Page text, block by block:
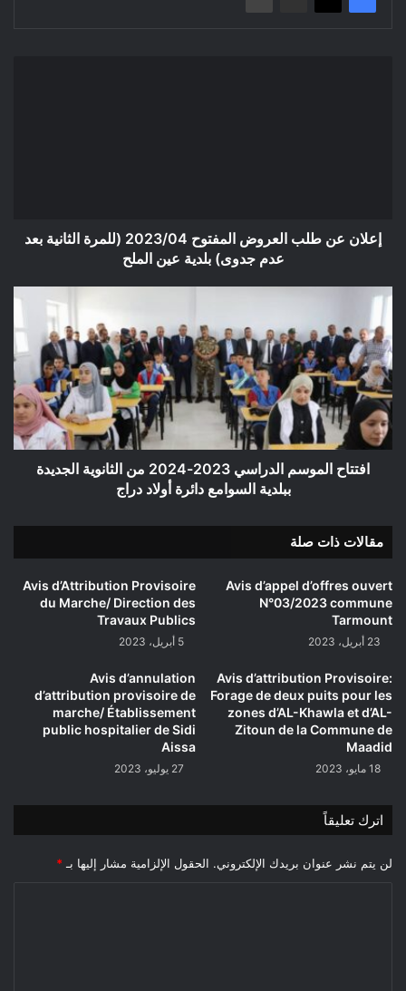
عدم
عين
إعلان عن طلب العروض المفتوح 2023/04 (للمرة الثانية بعد
عدم جدوى) بلدية عين الملح
افتتاح
الدراسي
2023-
2024
من
الثانوية
الجديدة
ببلدية
السوامع
دراج
افتتاح الموسم الدراسي 2023-2024 من الثانوية الجديدة
ببلدية السوامع دائرة أولاد دراج
مقالات ذات صلة
Avis d’appel d’offres ouvert
N°03/2023 commune
Tarmount
23 أبريل، 2023
Avis d’Attribution Provisoire
du Marche/ Direction des
Travaux Publics
5 أبريل، 2023
Avis d’attribution Provisoire:
Forage de deux puits pour les
zones d’AL-Khawla et d’AL-
Zitoun de la Commune de
Maadid
18 مايو، 2023
Avis d’annulation
d’attribution provisoire de
marche/ Établissement
public hospitalier de Sidi
Aissa
27 يوليو، 2023
اترك تعليقاً
لن يتم نشر عنوان بريدك الإلكتروني. الحقول الإلزامية مشار إليها بـ *